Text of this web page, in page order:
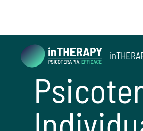
Cosa facciamoServiziPsicoterapia